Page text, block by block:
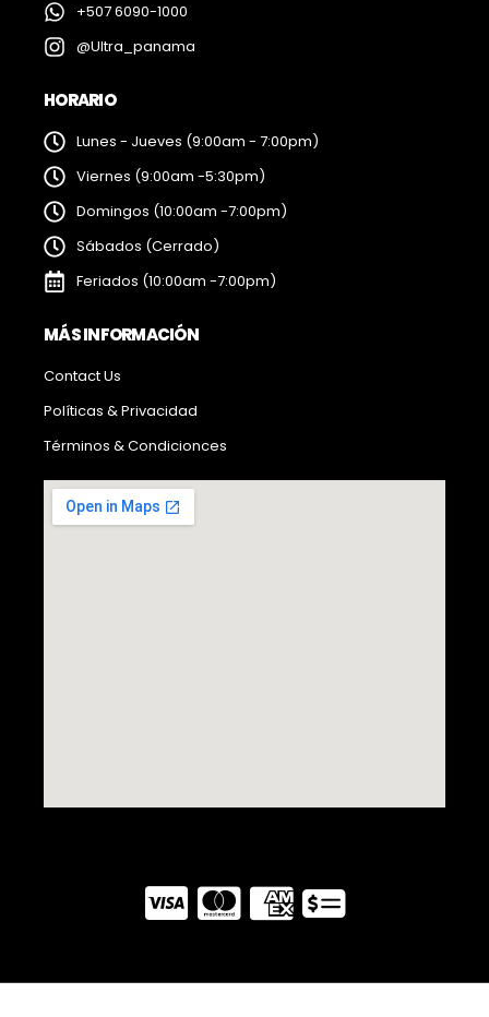
+507 6090-1000
@Ultra_panama
HORARIO
Lunes - Jueves (9:00am - 7:00pm)
Viernes (9:00am -5:30pm)
Domingos (10:00am -7:00pm)
Sábados (Cerrado)
Feriados (10:00am -7:00pm)
MÁS INFORMACIÓN
Contact Us
Políticas & Privacidad
Términos & Condicionces